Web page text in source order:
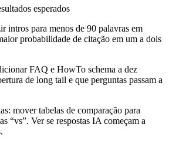
esperados
intros para menos de 90 palavras em
probabilidade de citação em um a dois
FAQ e HowTo schema a dez
de long tail e que perguntas passam a
mover tabelas de comparação para
“vs”. Ver se respostas IA começam a